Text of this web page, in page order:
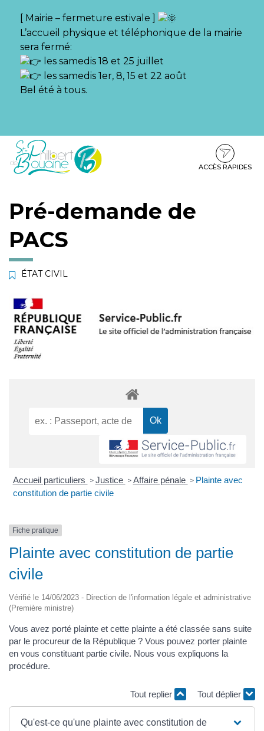
[ Mairie – fermeture estivale ]
L’accueil physique et téléphonique de la mairie
sera fermé:
les samedis 18 et 25 juillet
les samedis 1er, 8, 15 et 22 août
Bel été à tous.
Aller
Aller
contenu
Aller
pied
ACCÈS RAPIDES
Pré-demande de
PACS
ÉTAT CIVIL
Accueil particuliers > Justice > Affaire pénale > Plainte avec
constitution de partie civile
Fiche pratique
Plainte avec constitution de partie
civile
Vérifié le 14/06/2023 - Direction de l'information légale et administrative
(Première ministre)
Vous avez porté plainte et cette plainte a été classée sans suite
par le procureur de la République ? Vous pouvez porter plainte
en vous constituant partie civile. Nous vous expliquons la
procédure.
Tout replier Tout déplier
Qu'est-ce qu'une plainte avec constitution de